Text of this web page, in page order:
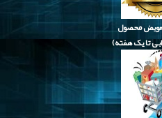
محصول
تا یک هفته)